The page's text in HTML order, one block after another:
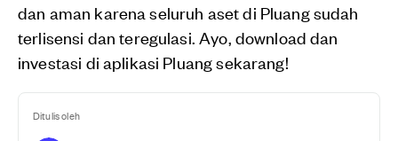
dan aman karena seluruh aset di Pluang sudah
terlisensi dan teregulasi. Ayo, download dan
investasi di aplikasi Pluang sekarang!
Ditulis oleh